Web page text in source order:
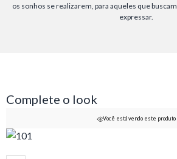
os sonhos se realizarem, para aqueles que
expressar.
Complete o look
Você está vendo este produto